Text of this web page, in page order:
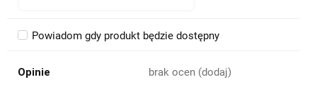
Powiadom gdy produkt będzie dostępny
Opinie brak ocen (dodaj)